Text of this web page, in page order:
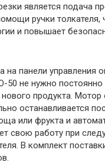
является подача
ручки толкателя,
и повышает
на панели управления
не нужно постоянно
продукта.
останавливается
или фрукта и
свою работу при
В комплект